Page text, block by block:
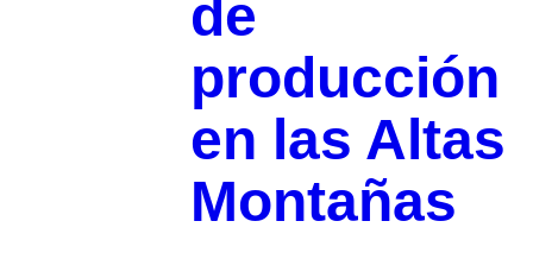
de
producción
en las Altas
Montañas